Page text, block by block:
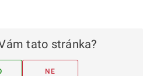
tato stránka?
NE